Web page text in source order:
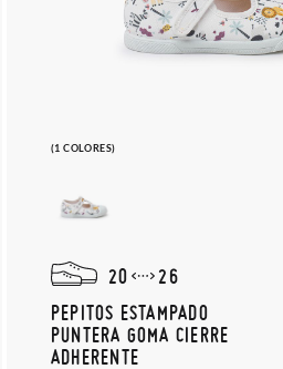
(1 COLORES)
20
26
PEPITOS ESTAMPADO
PUNTERA GOMA CIERRE
ADHERENTE